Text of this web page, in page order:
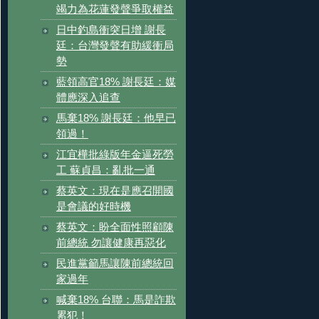
竭力為花蓮發聲爭取權益
日中釣島衝突日增 謝長
廷：台灣發聲有助緩衝局
勢
藍領高官18% 謝長廷：媒
體應深入追查
馬棄18% 謝長廷：他早已
領過！
江宜樺批綠版年金逼死勞
工 蘇貞昌：亂批一通
蔡英文：現在是應召開國
是會議的好時機
蔡英文：盼全面性照顧陳
前總統 勿讓健康再惡化
民進黨籲馬讓陳前總統回
家過年
喊棄18% 台聯：馬是詐欺
累犯！